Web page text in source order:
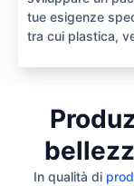
tue esigenze
tra cui plastica,
In qualità di